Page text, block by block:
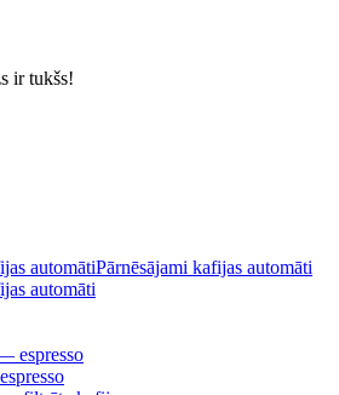
ir tukšs!
Pārnēsājami kafijas automāti